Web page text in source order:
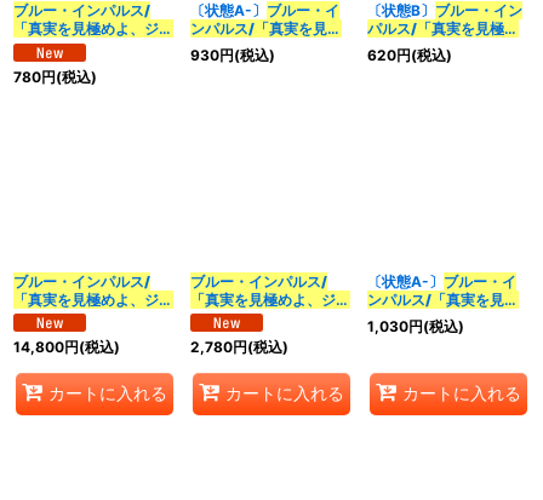
カテゴリ:
ブルー・インパルス/
「真実を見極めよ、ジョ
ニー！」【SR】
{26EX114/50}《水》
780円(税込)
〔状態A-〕 ブルー・イ
ンパルス/「真実を見極
めよ、ジョニー！」
【SR】{23BD73/60}
930円(税込)
〔状態B〕 ブルー・イン
パルス/「真実を見極め
よ、ジョニー！」
【SR】{26EX114/50}
620円(税込)
ブルー・インパルス/
「真実を見極めよ、ジョ
ニー！」【SR】
{25RP4SP2/SP5}
《水》
14,800円(税込)
カートに入れる
ブルー・インパルス/
「真実を見極めよ、ジョ
ニー！」【SR】
{25EX3STR3/STR5}
《水》
2,780円(税込)
カートに入れる
〔状態A-〕 ブルー・イ
ンパルス/「真実を見極
めよ、ジョニー！」
【SR】{24EX2超12/超
1,030円(税込)
カートに入れる